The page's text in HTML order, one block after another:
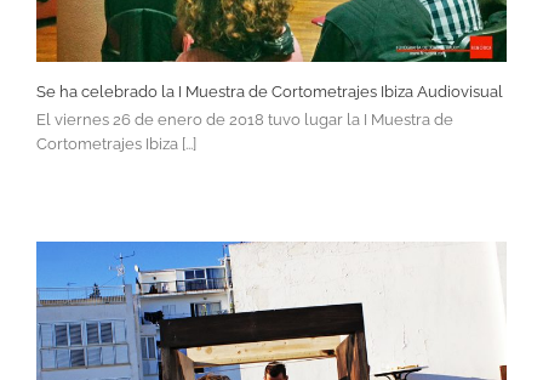
Se ha celebrado la I Muestra de Cortometrajes Ibiza Audiovisual
El viernes 26 de enero de 2018 tuvo lugar la I Muestra de
Cortometrajes Ibiza [...]